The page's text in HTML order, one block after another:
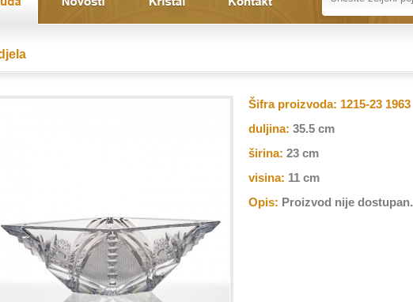
Šifra proizvoda: 1215-23 1963
duljina: 35.5 cm
širina: 23 cm
visina: 11 cm
Opis: Proizvod nije dostupan.